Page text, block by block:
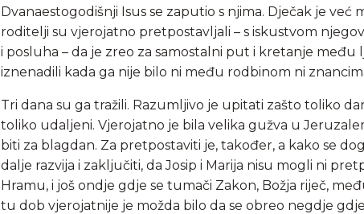
Dvanaestogodišnji Isus se zaputio s njima. Dječak je već
roditelji su vjerojatno pretpostavljali – s iskustvom
i posluha – da je zreo za samostalni put i kretanje među
iznenadili kada ga nije bilo ni među rodbinom ni
Tri dana su ga tražili. Razumljivo je upitati zašto toliko
toliko udaljeni. Vjerojatno je bila velika gužva u
biti za blagdan. Za pretpostaviti je, također, a kako se
dalje razvija i zaključiti, da Josip i Marija nisu mogli ni
Hramu, i još ondje gdje se tumači Zakon, Božja riječ,
tu dob vjerojatnije je možda bilo da se obreo negdje